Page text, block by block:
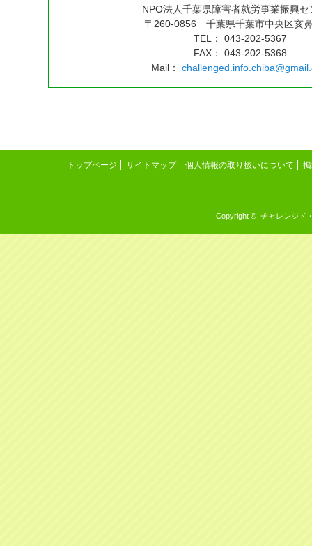
NPO法人千葉県障害者就労事業振興セ
〒260-0856 千葉県千葉市中央区亥
TEL： 043-202-5367
FAX： 043-202-5368
Mail：
トップページ サイトマップ 個人情報の取り扱いについて
Copyright © チャレンジド